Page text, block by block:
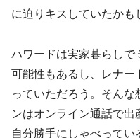
に迫りキスしていたかも
ハワードは実家暮らしで
可能性もあるし、レナー
っていただろう。そん
ンはオンライン通話で出
自分勝手にしゃべってい